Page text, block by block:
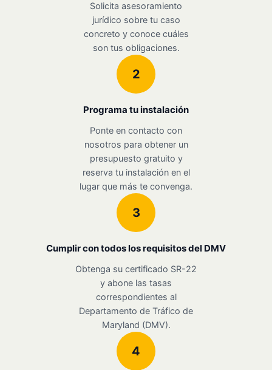
Solicita asesoramiento
jurídico sobre tu caso
concreto y conoce cuáles
son tus obligaciones.
2
Programa tu instalación
Ponte en contacto con
nosotros para obtener un
presupuesto gratuito y
reserva tu instalación en el
lugar que más te convenga.
3
Cumplir con todos los requisitos del DMV
Obtenga su certificado SR-22
y abone las tasas
correspondientes al
Departamento de Tráfico de
Maryland (DMV).
4